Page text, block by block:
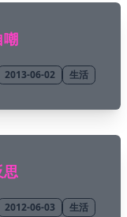
2013-06-02 生活
2012-06-03 生活